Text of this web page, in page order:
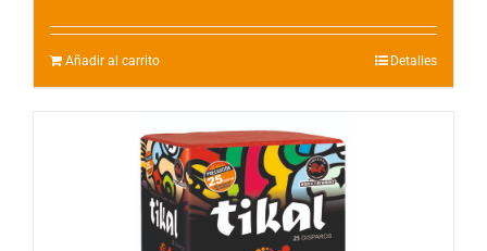
Añadir al carrito Detalles